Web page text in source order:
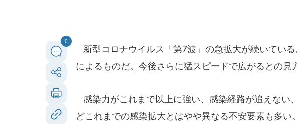
0
新型コロナウイルス「第7波」の急拡大が続いている
によるものだ。今後さらに猛スピードで広がるとの見
感染力がこれまで以上に強い、感染経路が追えない
どこれまでの感染拡大とはやや異なる不安要素も多い